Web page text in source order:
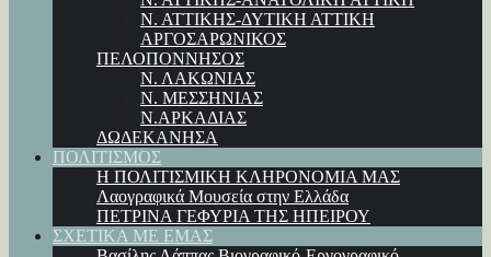
Ν. ΑΤΤΙΚΗΣ-ΔΥΤΙΚΗ ΑΤΤΙΚΗ
ΑΡΓΟΣΑΡΩΝΙΚΟΣ
ΠΕΛΟΠΟΝΝΗΣΟΣ
Ν. ΛΑΚΩΝΙΑΣ
Ν. ΜΕΣΣΗΝΙΑΣ
Ν.ΑΡΚΑΔΙΑΣ
ΔΩΔΕΚΑΝΗΣΑ
ΠΟΛΙΤΙΣΜΟΣ
Η ΠΟΛΙΤΙΣΜΙΚΗ ΚΛΗΡΟΝΟΜΙΑ ΜΑΣ
Λαογραφικά Μουσεία στην Ελλάδα
ΠΕΤΡΙΝΑ ΓΕΦΥΡΙΑ ΤΗΣ ΗΠΕΙΡΟΥ
ΣΧΕΤΙΚΑ ΜΕ ΕΜΑΣ